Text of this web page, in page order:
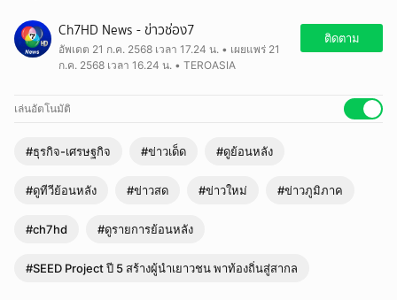
ประเด็นเด็ด 7 สี - สำนักงานสลากกินแบ่งรัฐบาล เล็งเห็นความสำคัญของ
Ch7HD News - ข่าวช่อง7
อัพเดต 21 ก.ค. 2568 เวลา 17.24 น. • เผยแพร่ 21
ก.ค. 2568 เวลา 16.24 น. • TEROASIA
ติดตาม
เล่นอัตโนมัติ
#ธุรกิจ-เศรษฐกิจ #ข่าวเด็ด #ดูย้อนหลัง
#ดูทีวีย้อนหลัง #ข่าวสด #ข่าวใหม่ #ข่าวภูมิภาค
#ch7hd #ดูรายการย้อนหลัง
#SEED Project ปี 5 สร้างผู้นำเยาวชน พาท้องถิ่นสู่สากล